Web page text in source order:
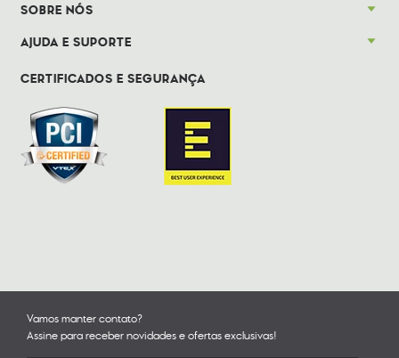
SOBRE NÓS
AJUDA E SUPORTE
CERTIFICADOS E SEGURANÇA
Vamos manter contato?
Assine para receber novidades e ofertas exclusivas!